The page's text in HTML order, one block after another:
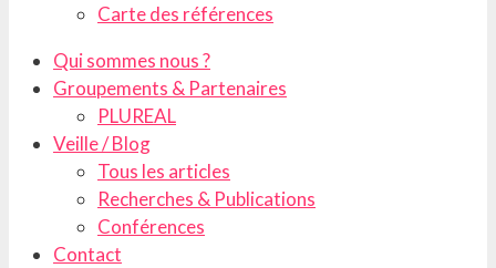
Carte des références
Qui sommes nous ?
Groupements & Partenaires
PLUREAL
Veille / Blog
Tous les articles
Recherches & Publications
Conférences
Contact